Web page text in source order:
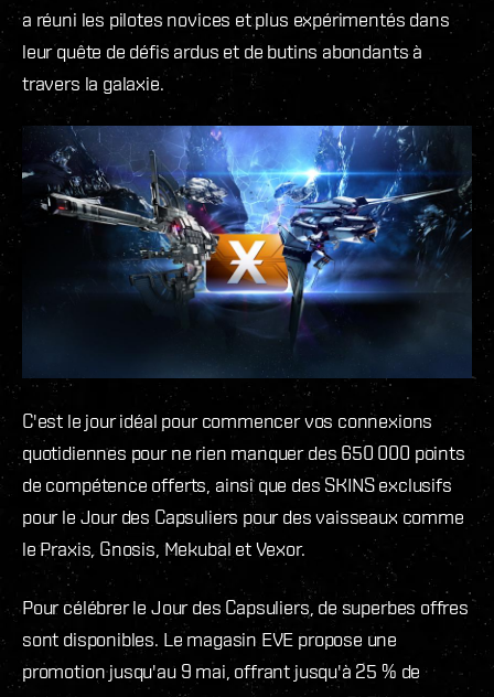
a réuni les pilotes novices et plus expérimentés dans
leur quête de défis ardus et de butins abondants à
travers la galaxie.
C'est le jour idéal pour commencer vos connexions
quotidiennes pour ne rien manquer des 650 000 points
de compétence offerts, ainsi que des SKINS exclusifs
pour le Jour des Capsuliers pour des vaisseaux comme
le Praxis, Gnosis, Mekubal et Vexor.
Pour célébrer le Jour des Capsuliers, de superbes offres
sont disponibles. Le magasin EVE propose une
promotion jusqu'au 9 mai, offrant jusqu'à 25 % de